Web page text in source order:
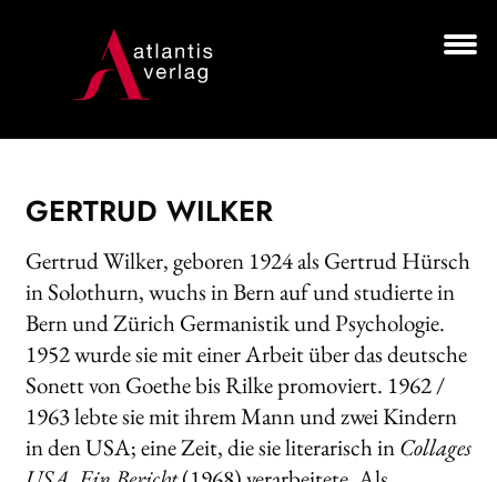
Navigation
springen
springen
LESUNGEN
VERLAG
HANDEL
NEWSLETTER
LIZENZEN | FOREIGN RIGHTS
GERTRUD WILKER
Gertrud Wilker, geboren 1924 als Gertrud Hürsch
in Solothurn, wuchs in Bern auf und studierte in
Bern und Zürich Germanistik und Psychologie.
1952 wurde sie mit einer Arbeit über das deutsche
Sonett von Goethe bis Rilke promoviert. 1962 /
1963 lebte sie mit ihrem Mann und zwei Kindern
in den USA; eine Zeit, die sie literarisch inCollages